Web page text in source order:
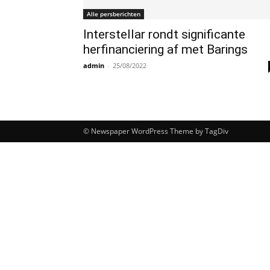
Alle persberichten
Interstellar rondt significante
herfinanciering af met Barings
admin - 25/08/2022
© Newspaper WordPress Theme by TagDiv